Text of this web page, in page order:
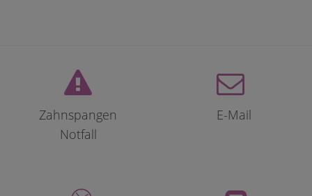
Zahnspangen
Notfall
E-Mail